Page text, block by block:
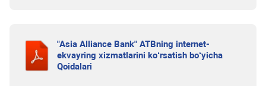
"Asia Alliance Bank" ATBning internet-
ekvayring xizmatlarini ko‘rsatish bo‘yicha
Qoidalari